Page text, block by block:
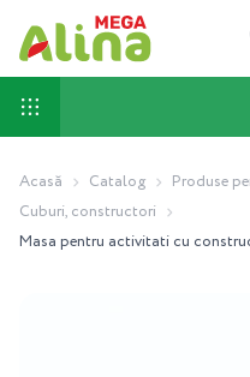
Acasă Catalog Produse
Cuburi, constructori
Masa pentru activitati cu